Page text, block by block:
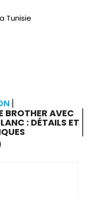
Tunisie
BROTHER AVEC
: DÉTAILS ET